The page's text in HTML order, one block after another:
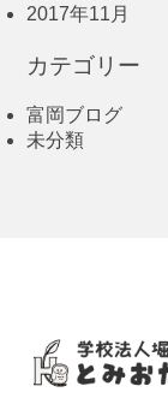
2017年11月
カテゴリー
富岡ブログ
未分類